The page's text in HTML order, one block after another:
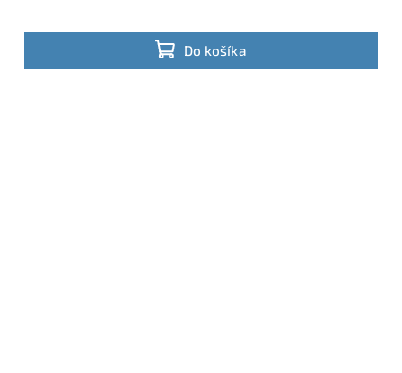
Do košíka